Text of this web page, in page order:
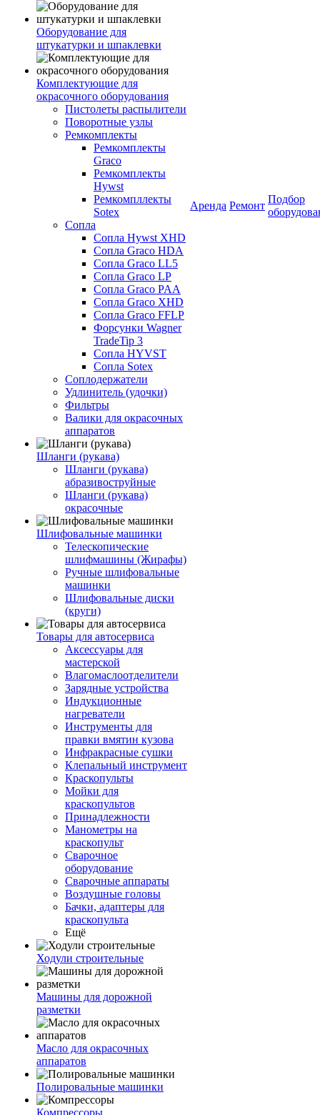
Оборудование для
штукатурки и шпаклевки
Комплектующие для
окрасочного оборудования
Пистолеты распылители
Поворотные узлы
Ремкомплекты
Ремкомплекты
Graco
Ремкомплекты
Hywst
Ремкомпллекты
Sotex
Сопла
Сопла Hywst XHD
Сопла Graco HDA
Сопла Graco LL5
Сопла Graco LP
Сопла Graco PAA
Сопла Graco XHD
Сопла Graco FFLP
Форсунки Wagner
TradeTip 3
Сопла HYVST
Сопла Sotex
Соплодержатели
Удлинитель (удочки)
Фильтры
Валики для окрасочных
аппаратов
Шланги (рукава)
Шланги (рукава)
абразивоструйные
Шланги (рукава)
окрасочные
Шлифовальные машинки
Телескопические
шлифмашины (Жирафы)
Ручные шлифовальные
машинки
Шлифовальные диски
(круги)
Товары для автосервиса
Аксессуары для
мастерской
Влагомаслоотделители
Зарядные устройства
Индукционные
нагреватели
Инструменты для
правки вмятин кузова
Инфракрасные сушки
Клепальный инструмент
Краскопульты
Мойки для
краскопультов
Принадлежности
Манометры на
краскопульт
Сварочное
оборудование
Сварочные аппараты
Воздушные головы
Бачки, адаптеры для
краскопульта
Ещё
Ходули строительные
Машины для дорожной
разметки
Масло для окрасочных
аппаратов
Полировальные машинки
Компрессоры
Аренда Ремонт
Подбор